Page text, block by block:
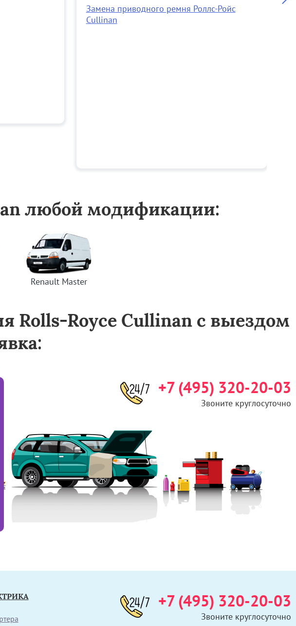
Замена приводного ремня Роллс-Ройс
Cullinan
любой модификации:
Renault Master
Rolls-Royce Cullinan с выездом
+7 (495) 320-20-03
Звоните круглосуточно
+7 (495) 320-20-03
Звоните круглосуточно